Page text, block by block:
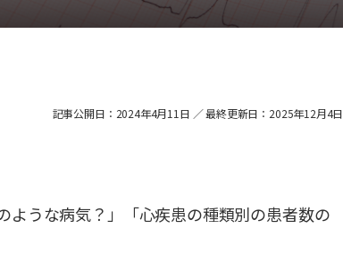
記事公開日：2024年4月11日 ／ 最終更新日：2025年12月4日
うな病気？」「心疾患の種類別の患者数の